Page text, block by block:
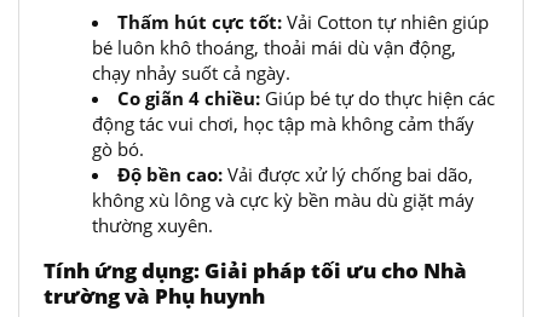
Thấm hút cực tốt: Vải Cotton tự nhiên giúp
bé luôn khô thoáng, thoải mái dù vận động,
chạy nhảy suốt cả ngày.
Co giãn 4 chiều: Giúp bé tự do thực hiện các
động tác vui chơi, học tập mà không cảm thấy
gò bó.
Độ bền cao: Vải được xử lý chống bai dão,
không xù lông và cực kỳ bền màu dù giặt máy
thường xuyên.
Tính ứng dụng: Giải pháp tối ưu cho Nhà
trường và Phụ huynh